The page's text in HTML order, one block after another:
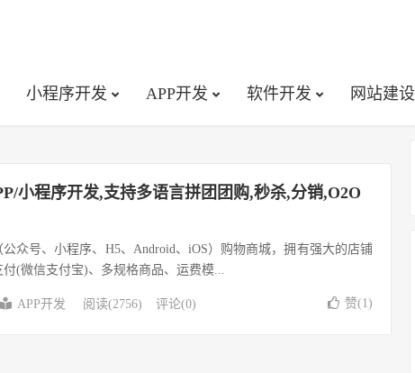
小程序开发 APP开发 软件开发 网站建设
小程序开发,支持多语言拼团团购,秒杀,分销,O2O
众号、小程序、H5、Android、iOS）购物商城，拥有强大的店铺
(微信支付宝)、多规格商品、运费模...
APP开发 阅读(2756) 评论(0) 赞(1)